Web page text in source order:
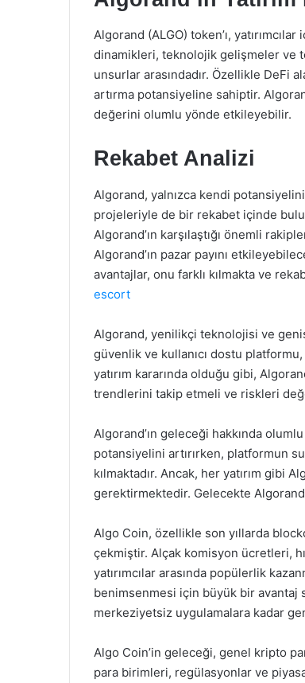
Algorand (ALGO) token’ı,
dinamikleri, teknolojik gelişmeler ve
unsurlar arasındadır. Özellikle DeFi
artırma potansiyeline sahiptir.
değerini olumlu yönde etkileyebilir.
Rekabet Analizi
Algorand, yalnızca kendi
projeleriyle de bir rekabet içinde
Algorand’ın karşılaştığı önemli
Algorand’ın pazar payını
avantajlar, onu farklı kılmakta ve
escort
Algorand, yenilikçi teknolojisi ve
güvenlik ve kullanıcı dostu
yatırım kararında olduğu gibi,
trendlerini takip etmeli ve riskleri
Algorand’ın geleceği hakkında
potansiyelini artırırken, platformun
kılmaktadır. Ancak, her yatırım gibi
gerektirmektedir. Gelecekte
Algo Coin, özellikle son yıllarda
çekmiştir. Alçak komisyon ücretleri,
yatırımcılar arasında popülerlik
benimsenmesi için büyük bir avantaj
merkeziyetsiz uygulamalara kadar
Algo Coin’in geleceği, genel kripto
para birimleri, regülasyonlar ve